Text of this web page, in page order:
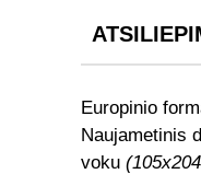
Europinio
Naujametinis
voku